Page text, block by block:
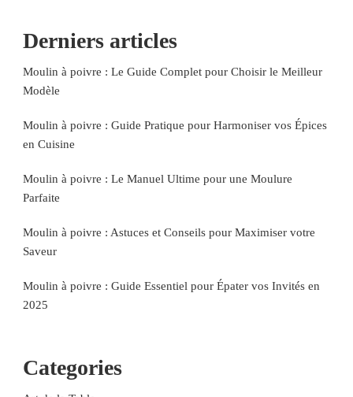
Derniers articles
Moulin à poivre : Le Guide Complet pour Choisir le Meilleur
Modèle
Moulin à poivre : Guide Pratique pour Harmoniser vos Épices
en Cuisine
Moulin à poivre : Le Manuel Ultime pour une Moulure
Parfaite
Moulin à poivre : Astuces et Conseils pour Maximiser votre
Saveur
Moulin à poivre : Guide Essentiel pour Épater vos Invités en
2025
Categories